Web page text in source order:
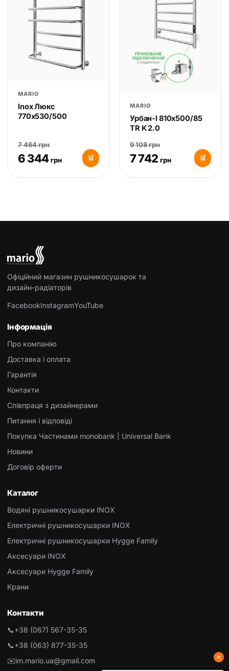
MARIO
Inox Люкс
770х530/500
7 464 грн
6 344 грн 🛒
MARIO
Урбан-І 810х500/85
TR K 2.0
9 108 грн
7 742 грн 🛒
Офіційний магазин рушникосушарок та
дизайн-радіаторів
FacebookInstagramYouTube
Інформація
Про компанію
Доставка і оплата
Гарантія
Контакти
Співпраця з дизайнерами
Питання і відповіді
Покупка Частинами monobank | Universal Bank
Новини
Договір оферти
Каталог
Водяні рушникосушарки INOX
Електричні рушникосушарки INOX
Електричні рушникосушарки Hygge Family
Аксесуари INOX
Аксесуари Hygge Family
Крани
Контакти
📞+38 (067) 567-35-35
📞+38 (063) 877-35-35
✉️im.mario.ua@gmail.com